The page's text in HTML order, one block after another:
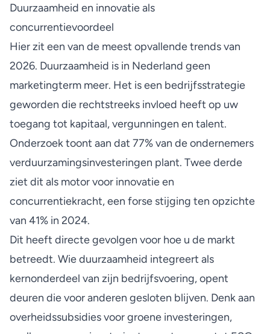
Duurzaamheid en innovatie als
concurrentievoordeel
Hier zit een van de meest opvallende trends van
2026. Duurzaamheid is in Nederland geen
marketingterm meer. Het is een bedrijfsstrategie
geworden die rechtstreeks invloed heeft op uw
toegang tot kapitaal, vergunningen en talent.
Onderzoek toont aan dat 77% van de ondernemers
verduurzamingsinvesteringen plant. Twee derde
ziet dit als motor voor innovatie en
concurrentiekracht, een forse stijging ten opzichte
van 41% in 2024.
Dit heeft directe gevolgen voor hoe u de markt
betreedt. Wie duurzaamheid integreert als
kernonderdeel van zijn bedrijfsvoering, opent
deuren die voor anderen gesloten blijven. Denk aan
overheidssubsidies voor groene investeringen,